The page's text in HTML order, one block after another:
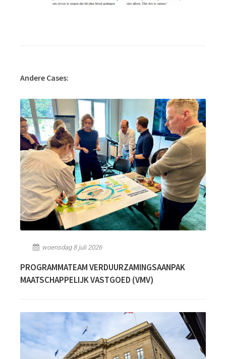
Andere Cases:
woensdag 8 juli 2026
PROGRAMMATEAM VERDUURZAMINGSAANPAK
MAATSCHAPPELIJK VASTGOED (VMV)